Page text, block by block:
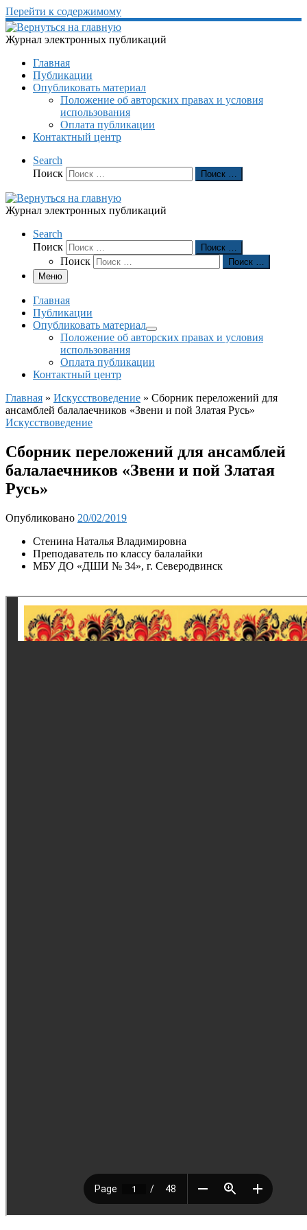
Перейти к содержимому
Журнал электронных публикаций
Главная
Публикации
Опубликовать материал
Положение об авторских правах и условия
использования
Оплата публикации
Контактный центр
Search
Поиск
Поиск …
Журнал электронных публикаций
Search
Поиск
Поиск …
Поиск
Поиск …
Меню
Главная
Публикации
Опубликовать материал
Положение об авторских правах и условия
использования
Оплата публикации
Контактный центр
Главная » Искусствоведение » Сборник переложений для
ансамблей балалаечников «Звени и пой Златая Русь»
Искусствоведение
Сборник переложений для ансамблей
балалаечников «Звени и пой Златая
Русь»
Опубликовано 20/02/2019
Стенина Наталья Владимировна
Преподаватель по классу балалайки
МБУ ДО «ДШИ № 34», г. Северодвинск